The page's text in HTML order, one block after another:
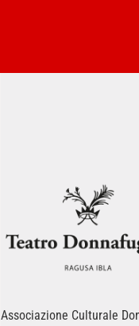
Associazione Culturale